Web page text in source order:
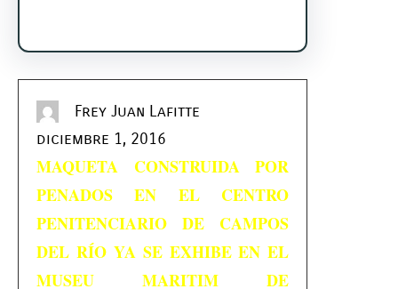
Frey Juan Lafitte
diciembre 1, 2016
MAQUETA CONSTRUIDA POR
PENADOS EN EL CENTRO
PENITENCIARIO DE CAMPOS
DEL RÍO YA SE EXHIBE EN EL
MUSEU MARITIM DE